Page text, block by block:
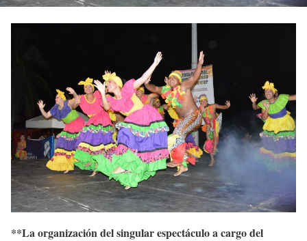
**La organización del singular espectáculo a cargo del